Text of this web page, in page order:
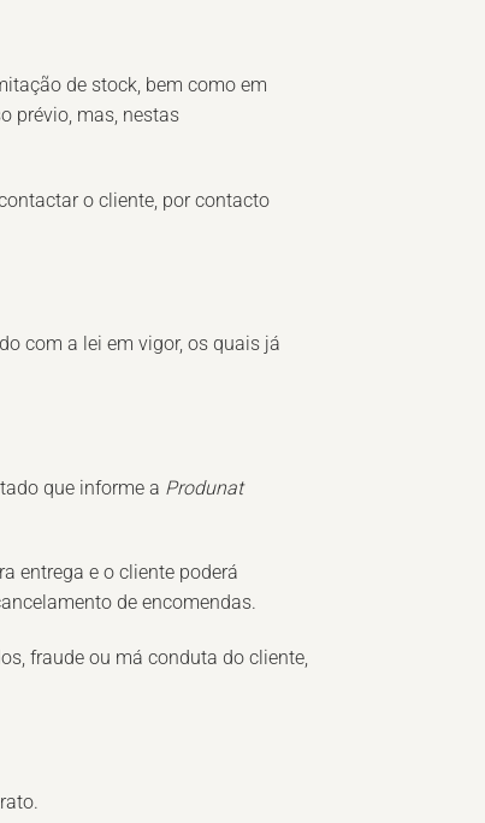
de stock, bem como em
prévio, mas, nestas
o cliente, por contacto
com a lei em vigor, os quais já
que informe a Produnat
entrega e o cliente poderá
de encomendas.
fraude ou má conduta do cliente,